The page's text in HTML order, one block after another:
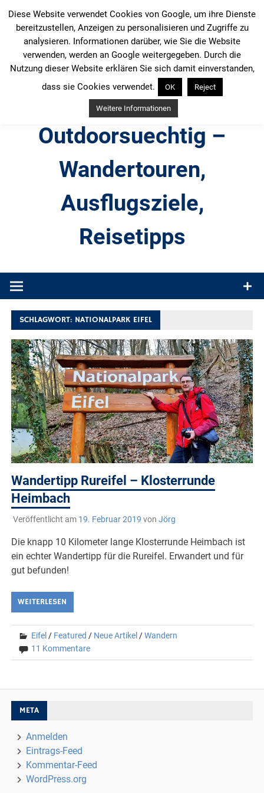
Inhalt
springen
Outdoorsuechtig –
Wandertouren,
Ausflugsziele,
Reisetipps
Produkttests und Buchrezensionen. Ein Blog für alle, die gern
SCHLAGWORT: NATIONALPARK EIFEL
Wandertipp Rureifel – Klosterrunde
Heimbach
Veröffentlicht am 19. Februar 2019 von Jörg
Die knapp 10 Kilometer lange Klosterrunde Heimbach ist
ein echter Wandertipp für die Rureifel. Erwandert und für
gut befunden!
WEITERLESEN
Eifel / Featured / Neue Artikel /Wandern
11 Kommentare
META
Anmelden
Eintrags-Feed
Kommentar-Feed
WordPress.org
Diese Website verwendet Cookies von Google, um ihre Dienste
bereitzustellen, Anzeigen zu personalisieren und Zugriffe zu
analysieren. Informationen darüber, wie Sie die Website
verwenden, werden an Google weitergegeben. Durch die
Nutzung dieser Website erklären Sie sich damit einverstanden,
dass sie Cookies verwendet.
OK Reject
Weitere Informationen